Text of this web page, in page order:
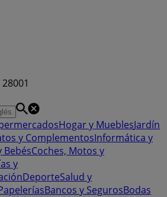
Hogar y MueblesJardín
y ComplementosInformática y
BebésCoches, Motos y
y
DeporteSalud y
Bancos y SegurosBodas